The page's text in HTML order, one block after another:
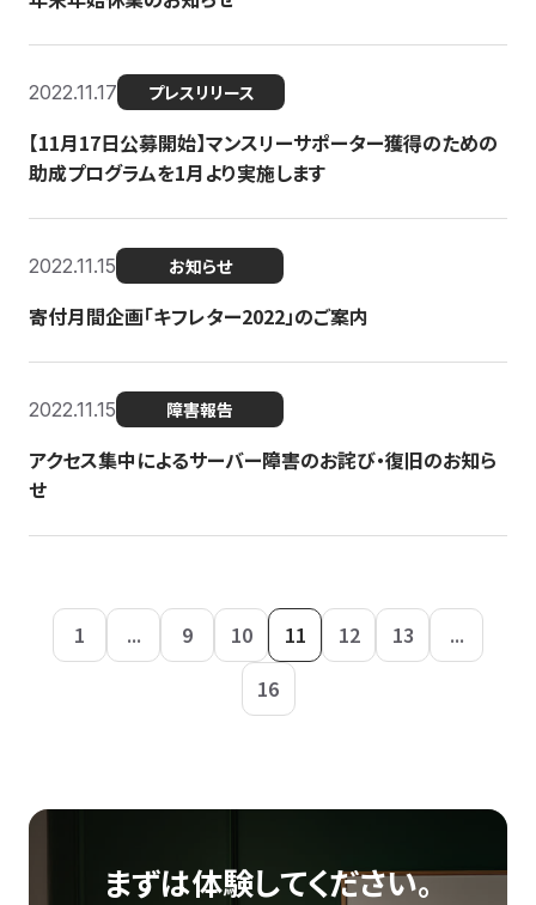
2022.11.17 プレスリリース
【11月17日公募開始】マンスリーサポーター獲得のための
助成プログラムを1月より実施します
2022.11.15 お知らせ
寄付月間企画「キフレター2022」のご案内
2022.11.15 障害報告
アクセス集中によるサーバー障害のお詫び・復旧のお知ら
せ
1 ... 9 10 11 12 13
...
16
まずは体験してください。